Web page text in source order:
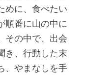
めに、食べたい
順番に山の中に
その中で、出会
き、行動した末
、やまなしを手